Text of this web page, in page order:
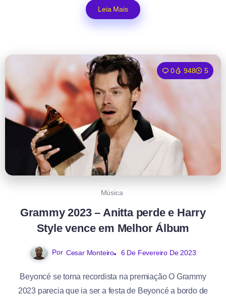
Leia Mais
0 948 5
Música
Grammy 2023 – Anitta perde e Harry
Style vence em Melhor Álbum
Por Cesar Monteiro 6 De Fevereiro De 2023
Beyoncé se torna recordista na premiação O Grammy
2023 parecia que ia ser a festa de Beyoncé a bordo de